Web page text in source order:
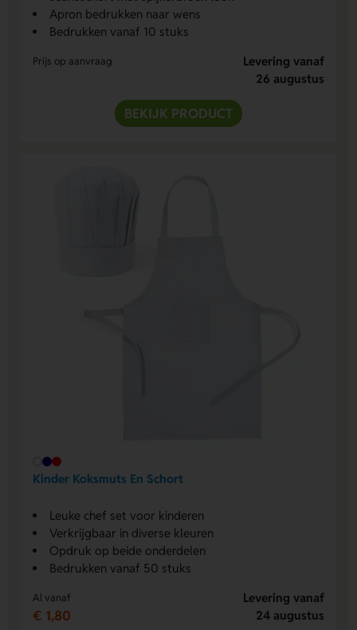
Apron bedrukken naar wens
Bedrukken vanaf 10 stuks
Prijs op aanvraag
Levering vanaf
26 augustus
BEKIJK PRODUCT
Kinder Koksmuts En Schort
Leuke chef set voor kinderen
Verkrijgbaar in diverse kleuren
Opdruk op beide onderdelen
Bedrukken vanaf 50 stuks
Al vanaf
€ 1,80
Levering vanaf
24 augustus